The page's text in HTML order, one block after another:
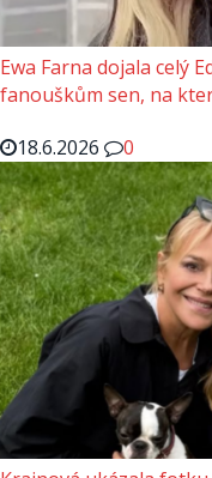
Ewa Farna dojala celý
fanouškům sen, na
18.6.2026
0